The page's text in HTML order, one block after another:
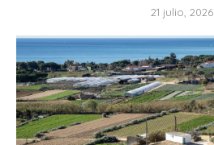
21 julio, 2026